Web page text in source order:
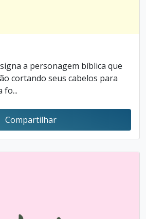
a personagem bíblica que
cortando seus cabelos para
fo...
Compartilhar